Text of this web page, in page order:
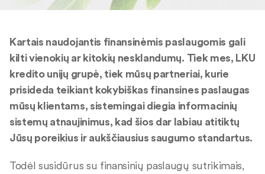
Kartais naudojantis finansinėmis paslaugomis gali
kilti vienokių ar kitokių nesklandumų. Tiek mes, LKU
kredito unijų grupė, tiek mūsų partneriai, kurie
prisideda teikiant kokybiškas finansines paslaugas
mūsų klientams, sistemingai diegia informacinių
sistemų atnaujinimus, kad šios dar labiau atitiktų
Jūsų poreikius ir aukščiausius saugumo standartus.
Todėl susidūrus su finansinių paslaugų sutrikimais,